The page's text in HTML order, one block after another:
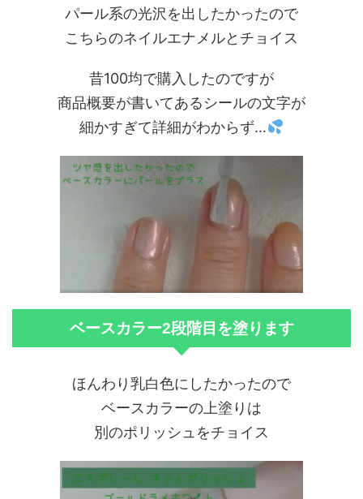
パール系の光沢を出したかったので
こちらのネイルエナメルとチョイス
昔100均で購入したのですが
商品概要が書いてあるシールの文字が
細かすぎて詳細がわからず…
ベースカラー2段階目を塗ります
ほんわり乳白色にしたかったので
ベースカラーの上塗りは
別のポリッシュをチョイス